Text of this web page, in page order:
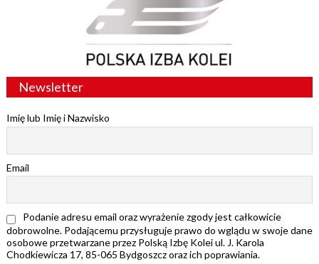
Newsletter
Imię lub Imię i Nazwisko
Email
Podanie adresu email oraz wyrażenie zgody jest całkowicie
dobrowolne. Podającemu przysługuje prawo do wglądu w swoje dane
osobowe przetwarzane przez Polską Izbę Kolei ul. J. Karola
Chodkiewicza 17, 85-065 Bydgoszcz oraz ich poprawiania.